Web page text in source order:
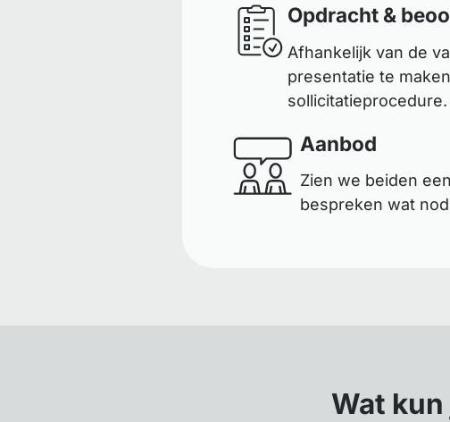
Opdracht &
Afhankelijk van de
presentatie te
sollicitatieprocedure.
Aanbod
Zien we beiden
bespreken wat
Wat